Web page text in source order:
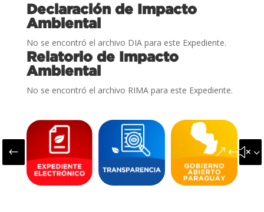
Declaración de Impacto
Ambiental
No se encontró el archivo DIA para este Expediente.
Relatorio de Impacto
Ambiental
No se encontró el archivo RIMA para este Expediente.
#